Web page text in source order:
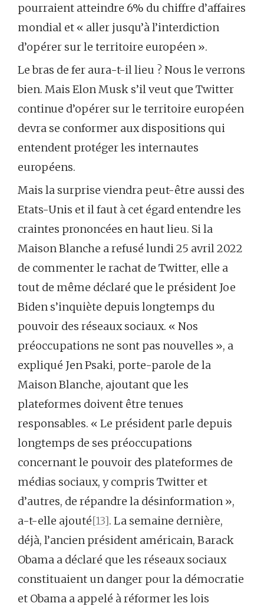
pourraient atteindre 6% du chiffre d’affaires
mondial et « aller jusqu’à l’interdiction
d’opérer sur le territoire européen ».
Le bras de fer aura-t-il lieu ? Nous le verrons
bien. Mais Elon Musk s’il veut que Twitter
continue d’opérer sur le territoire européen
devra se conformer aux dispositions qui
entendent protéger les internautes
européens.
Mais la surprise viendra peut-être aussi des
Etats-Unis et il faut à cet égard entendre les
craintes prononcées en haut lieu. Si la
Maison Blanche a refusé lundi 25 avril 2022
de commenter le rachat de Twitter, elle a
tout de même déclaré que le président Joe
Biden s’inquiète depuis longtemps du
pouvoir des réseaux sociaux. « Nos
préoccupations ne sont pas nouvelles », a
expliqué Jen Psaki, porte-parole de la
Maison Blanche, ajoutant que les
plateformes doivent être tenues
responsables. « Le président parle depuis
longtemps de ses préoccupations
concernant le pouvoir des plateformes de
médias sociaux, y compris Twitter et
d’autres, de répandre la désinformation »,
a-t-elle ajouté[13]. La semaine dernière,
déjà, l’ancien président américain, Barack
Obama a déclaré que les réseaux sociaux
constituaient un danger pour la démocratie
et Obama a appelé à réformer les lois